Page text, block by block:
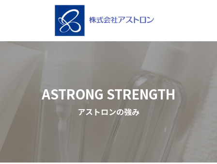
ASTRONG STRENGTH
アストロンの強み